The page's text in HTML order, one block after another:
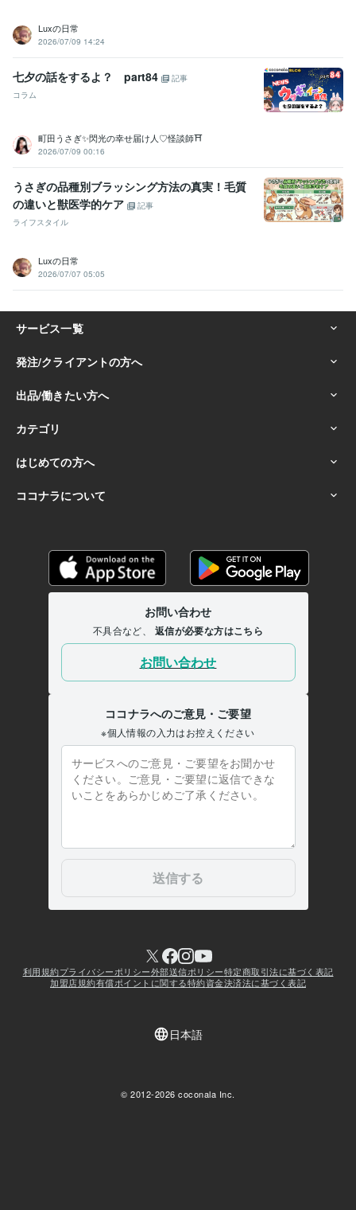
Luxの日常
2026/07/09 14:24
七夕の話をするよ？ part84
記事
コラム
町田うさぎ✨閃光の幸せ届け人♡怪談師⛩️
2026/07/09 00:16
うさぎの品種別ブラッシング方法の真実！毛質
の違いと獣医学的ケア
記事
ライフスタイル
Luxの日常
2026/07/07 05:05